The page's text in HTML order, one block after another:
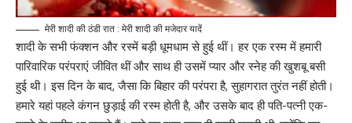
मेरी शादी की ठंडी रात : मेरी शादी की मजेदार यादें
शादी के सभी फंक्शन और रस्में बड़ी धूमधाम से हुई थीं। हर एक रस्म में हमारी
पारिवारिक परंपराएं जीवित थीं और साथ ही उसमें प्यार और स्नेह की खुशबू बसी
हुई थी। इस दिन के बाद, जैसा कि बिहार की परंपरा है, सुहागरात तुरंत नहीं होती।
हमारे यहां पहले कंगन छुड़ाई की रस्म होती है, और उसके बाद ही पति-पत्नी एक-